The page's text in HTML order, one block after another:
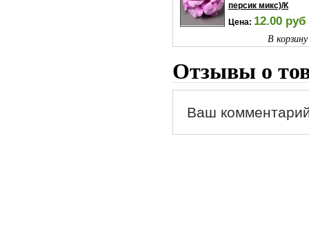
персик микс)/К
Цена: 12.00 руб
В
Отзывы о
Ваш